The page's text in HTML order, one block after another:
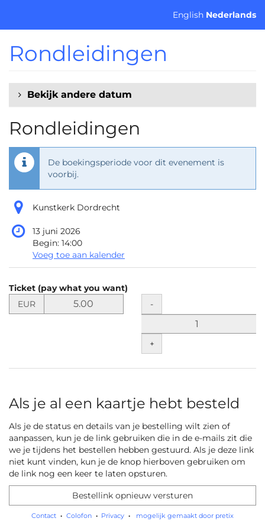
English Nederlands
Rondleidingen
Bekijk andere datum
Rondleidingen
De boekingsperiode voor dit evenement is
voorbij.
Kunstkerk Dordrecht
13 juni 2026
Begin: 14:00
Voeg toe aan kalender
Niet-
gecategoriseerde
Ticket (pay what you want)
Stel
de
voor
what
want)
EUR Hoeveelheid
-
+
Als je al een kaartje hebt besteld
Als je de status en details van je bestelling wilt zien of
aanpassen, kun je de link gebruiken die in de e-mails zit die
we je tijdens het bestellen hebben gestuurd. Als je deze link
niet kunt vinden, kun je de knop hierboven gebruiken om
de link nog een keer te laten opsturen.
Bestellink opnieuw versturen
Contact Colofon Privacy mogelijk gemaakt door pretix